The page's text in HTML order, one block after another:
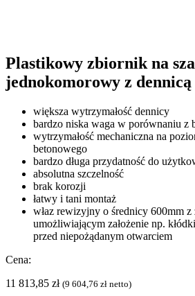
Plastikowy zbiornik na
jednokomorowy z
większa wytrzymałość dennicy
bardzo niska waga w porównaniu z
wytrzymałość mechaniczna na
betonowego
bardzo długa przydatność do
absolutna szczelność
brak korozji
łatwy i tani montaż
właz rewizyjny o średnicy 600mm z
umożliwiającym założenie np.
przed niepożądanym otwarciem
Cena:
11 813,85 zł (9 604,76 zł netto)